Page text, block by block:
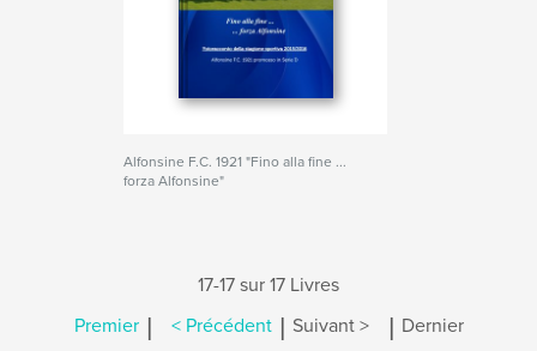
Alfonsine F.C. 1921 "Fino alla fine ...
forza Alfonsine"
17-17 sur 17 Livres
Premier | < Précédent | Suivant > | Dernier